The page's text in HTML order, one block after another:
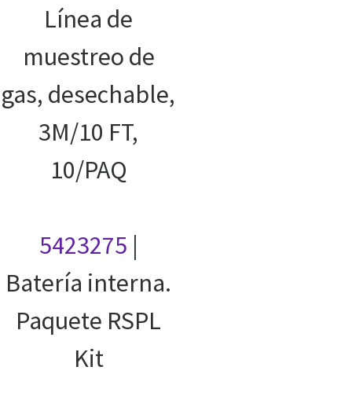
Línea de
muestreo de
gas, desechable,
3M/10 FT,
10/PAQ
5423275 |
Batería interna.
Paquete RSPL
Kit